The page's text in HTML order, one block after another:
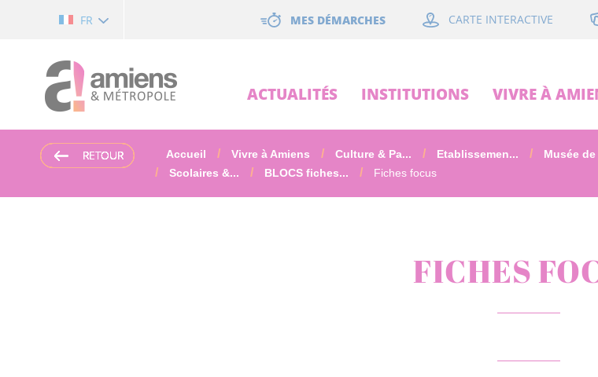
FR MES DÉMARCHES CARTE INTERACTIVE
ACTUALITÉS INSTITUTIONS VIVRE À
RETOUR
RETOUR
RETOUR
RETOUR
RETOUR
RETOUR Accueil Vivre à Amiens Culture & Pa... Etablissemen...
Musée de
Scolaires &...
BLOCS fiches... Fiches focus
FICHES